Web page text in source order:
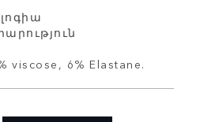
viscose, 6% Elastane.